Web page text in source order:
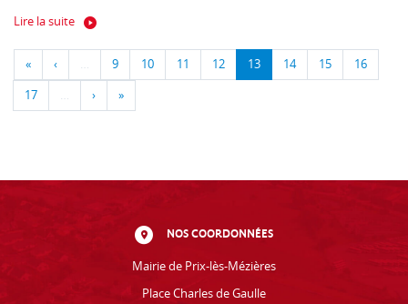
Lire la suite
« ‹ … 9 10 11 12 13 14 15 16
17 … › »
NOS COORDONNÉES
Mairie de Prix-lès-Mézières
Place Charles de Gaulle